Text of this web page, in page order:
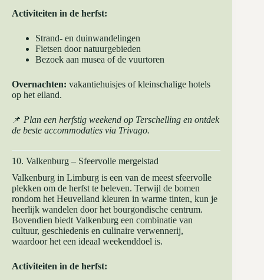
Activiteiten in de herfst:
Strand- en duinwandelingen
Fietsen door natuurgebieden
Bezoek aan musea of de vuurtoren
Overnachten: vakantiehuisjes of kleinschalige hotels
op het eiland.
📌 Plan een herfstig weekend op Terschelling en ontdek
de beste accommodaties via Trivago.
10. Valkenburg – Sfeervolle mergelstad
Valkenburg in Limburg is een van de meest sfeervolle
plekken om de herfst te beleven. Terwijl de bomen
rondom het Heuvelland kleuren in warme tinten, kun je
heerlijk wandelen door het bourgondische centrum.
Bovendien biedt Valkenburg een combinatie van
cultuur, geschiedenis en culinaire verwennerij,
waardoor het een ideaal weekenddoel is.
Activiteiten in de herfst: